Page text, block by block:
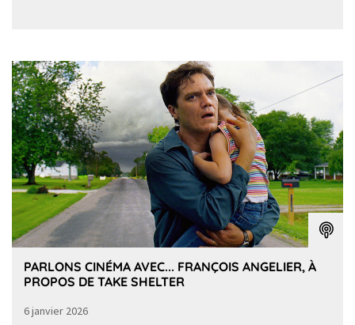
PARLONS CINÉMA AVEC... FRANÇOIS ANGELIER, À
PROPOS DE TAKE SHELTER
6 janvier 2026